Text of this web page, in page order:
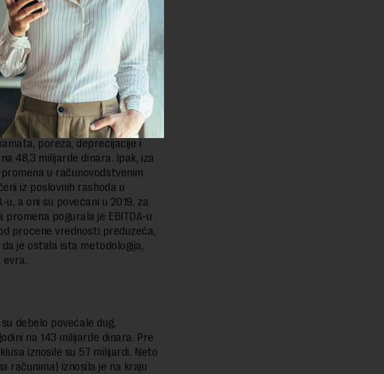
ovih akvizicija, odnosno
Taj doprinos se za sada ne
prošloj godini iznosila svega
kompanije i smanjena je za
6,86 milijardi dinara ili za 43,2
poreza, deprecijacije i
48,3 milijarde dinara. Ipak, iza
u računovodstvenim
iz poslovnih rashoda u
a oni su povećani u 2019. za
promena pogurala je EBITDA-u
procene vrednosti preduzeća,
je ostala ista metodologija,
evra.
debelo povećale dug.
na 143 milijarde dinara. Pre
iznosile su 57 milijardi. Neto
računima) iznosila je na kraju